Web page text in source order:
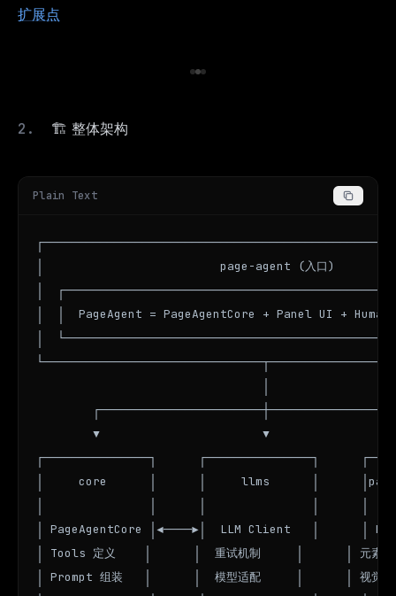
扩展点
🏗️ 整体架构
Plain Text
│                         page-agent (入口)
│
│  │  PageAgent = PageAgentCore + Panel UI +
│
▼                       ▼
┌───────────────┐      ┌───────────────┐
│     core      │      │     llms      │
│ PageAgentCore │◄────►│  LLM Client   │      │
│ Tools 定义    │      │  重试机制     │      │ 元素高
│ Prompt 组装   │      │  模型适配     │      │ 视觉